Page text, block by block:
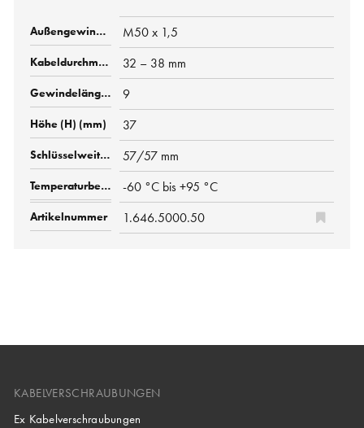
M50 x 1,5
32 – 38 mm
9
37
57/57 mm
-60 °C bis +95 °C
1.646.5000.50
KABELVERSCHRAUBUNGEN
Ex Kabelverschraubungen